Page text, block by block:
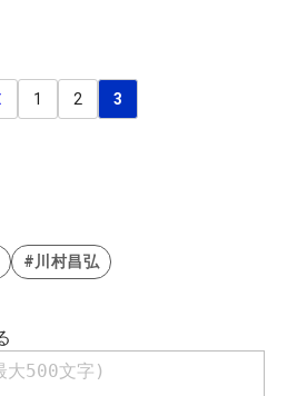
1 2 3
#川村昌弘